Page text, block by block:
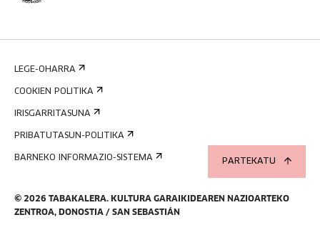
PARTEKATU
© 2026 TABAKALERA. KULTURA GARAIKIDEAREN NAZIOARTEKO
ZENTROA, DONOSTIA / SAN SEBASTIÁN
LEGE-OHARRA
COOKIEN POLITIKA
IRISGARRITASUNA
PRIBATUTASUN-POLITIKA
BARNEKO INFORMAZIO-SISTEMA